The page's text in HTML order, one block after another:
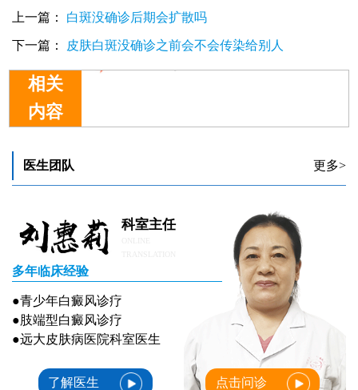
上一篇： 白斑没确诊后期会扩散吗
下一篇： 皮肤白斑没确诊之前会不会传染给别人
相关
内容
一直没确诊白癜风的病因哪里能查
医生团队 更多>
科室主任
多年临床经验
●青少年白癜风诊疗
●肢端型白癜风诊疗
●远大皮肤病医院科室医生
了解医生 点击问诊